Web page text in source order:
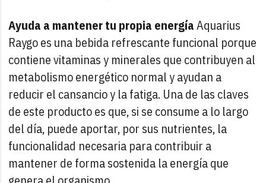
Ayuda a mantener tu propia energíaAquarius
Raygo es una bebida refrescante funcional porque
contiene vitaminas y minerales que contribuyen al
metabolismo energético normal y ayudan a
reducir el cansancio y la fatiga. Una de las claves
de este producto es que, si se consume a lo largo
del día, puede aportar, por sus nutrientes, la
funcionalidad necesaria para contribuir a
mantener de forma sostenida la energía que